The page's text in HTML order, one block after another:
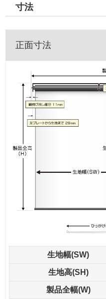
寸法
正面寸法
生地幅(SW)
生地高(SH)
製品全幅(W)